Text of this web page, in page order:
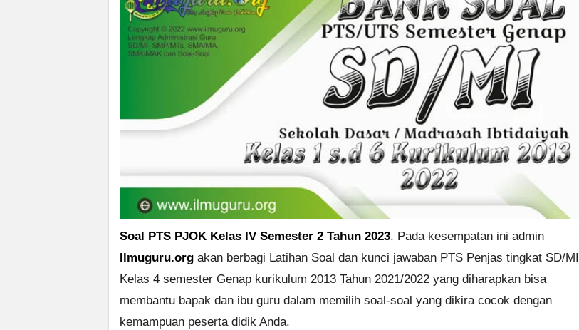
Soal PTS PJOK Kelas IV Semester 2 Tahun 2023. Pada kesempatan ini admin
Ilmuguru.org akan berbagi Latihan Soal dan kunci jawaban PTS Penjas tingkat SD/MI
Kelas 4 semester Genap kurikulum 2013 Tahun 2021/2022 yang diharapkan bisa
membantu bapak dan ibu guru dalam memilih soal-soal yang dikira cocok dengan
kemampuan peserta didik Anda.